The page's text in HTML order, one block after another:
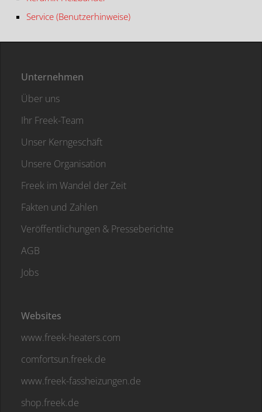
Service (Benutzerhinweise)
Unternehmen
Über uns
Ihr Freek-Team
Unser Kerngeschäft
Unsere Organisation
Freek im Wandel der Zeit
Fakten und Zahlen
Veröffentlichungen & Presseberichte
AGB
Jobs
Websites
www.freek-heaters.com
comfortsun.freek.de
www.freek-fassheizungen.de
shop.freek.de